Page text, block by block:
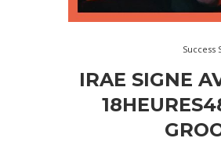
Success
IRAE SIGNE